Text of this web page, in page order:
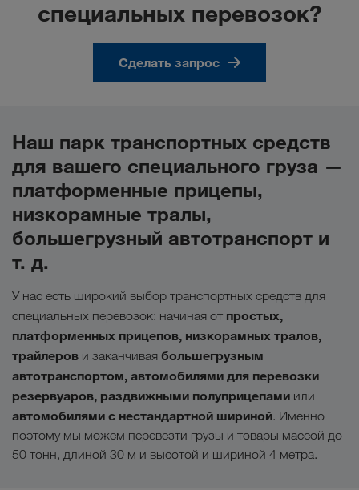
специальных перевозок?
Сделать запрос
Наш парк транспортных средств
для вашего специального груза —
платформенные прицепы,
низкорамные тралы,
большегрузный автотранспорт и
т. д.
У нас есть широкий выбор транспортных средств для
специальных перевозок: начиная от простых,
платформенных прицепов, низкорамных тралов,
трайлеров и заканчивая большегрузным
автотранспортом, автомобилями для перевозки
резервуаров, раздвижными полуприцепами или
автомобилями с нестандартной шириной. Именно
поэтому мы можем перевезти грузы и товары массой до
50 тонн, длиной 30 м и высотой и шириной 4 метра.